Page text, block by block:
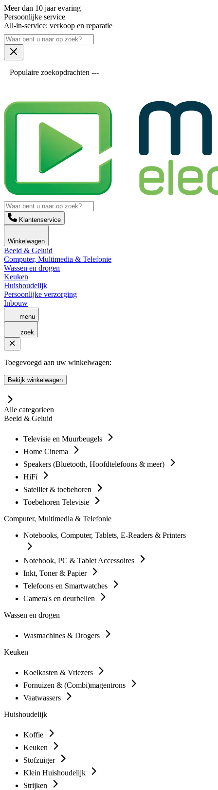
Meer dan 10 jaar evaring
Persoonlijke service
All-in-service: verkoop en reparatie
Populaire zoekopdrachten ---
Klantenservice
Winkelwagen
Beeld & Geluid
Computer, Multimedia & Telefonie
Wassen en drogen
Keuken
Huishoudelijk
Persoonlijke verzorging
Inbouw
menu
zoek
Toegevoegd aan uw winkelwagen:
Bekijk winkelwagen
Alle categorieen
Beeld & Geluid
Televisie en Muurbeugels
Home Cinema
Speakers (Bluetooth, Hoofdtelefoons & meer)
HiFi
Satelliet & toebehoren
Toebehoren Televisie
Computer, Multimedia & Telefonie
Notebooks, Computer, Tablets, E-Readers & Printers
Notebook, PC & Tablet Accessoires
Inkt, Toner & Papier
Telefoons en Smartwatches
Camera's en deurbellen
Wassen en drogen
Wasmachines & Drogers
Keuken
Koelkasten & Vriezers
Fornuizen & (Combi)magentrons
Vaatwassers
Huishoudelijk
Koffie
Keuken
Stofzuiger
Klein Huishoudelijk
Strijken